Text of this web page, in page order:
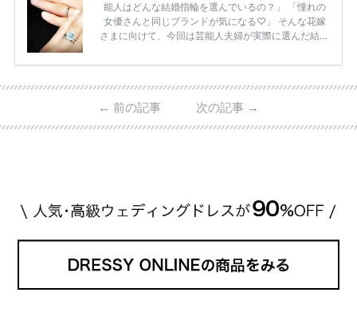
能人はどんな結婚指輪を選んでいるの？」 「憧れの
女優さんと同じブランドが気になる♡」 そんな花嫁
さまに向けて、今回は芸能人夫婦が実際に選んだ結婚
ーウィンストンやカルティエ、ティファニーなど世界
日本で人気のブランドまで幅広くご紹介。 さらに、
・愛用している芸能人夫婦 ・リングの特徴や魅力 ・
← 前の記事 次の記事 →